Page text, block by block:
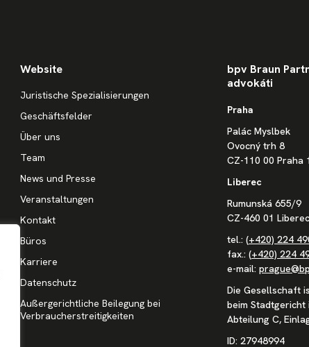
Website
Juristische Spezialisierungen
Geschäftsfelder
Über uns
Team
News und Presse
Veranstaltungen
Kontakt
Büros
Karriere
Datenschutz
Außergerichtliche Beilegung bei
Verbraucherstreitigkeiten
bpv Braun
advokáti
Praha
Palác Myslbek
Ovocný trh 8
CZ-110 00 Praha 1
Liberec
Rumunská 655/9
CZ-460 01
tel.: (+420) 224
fax.: (+420) 224
e-mail:
Die Gesellschaft
beim Stadtgericht
Abteilung C,
ID: 27948994